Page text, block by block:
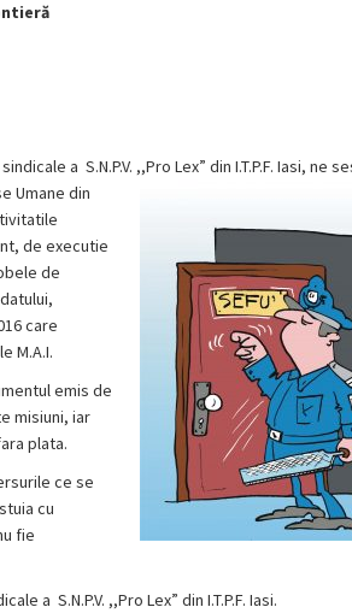
a S.N.P.V. ,,Pro Lex” din I.T.P.F. Iasi, ne
Umane din
de executie
de
care
M.A.I.
emis de
misiuni, iar
plata.
ce se
cu
fie
a S.N.P.V. ,,Pro Lex” din I.T.P.F. Iasi.